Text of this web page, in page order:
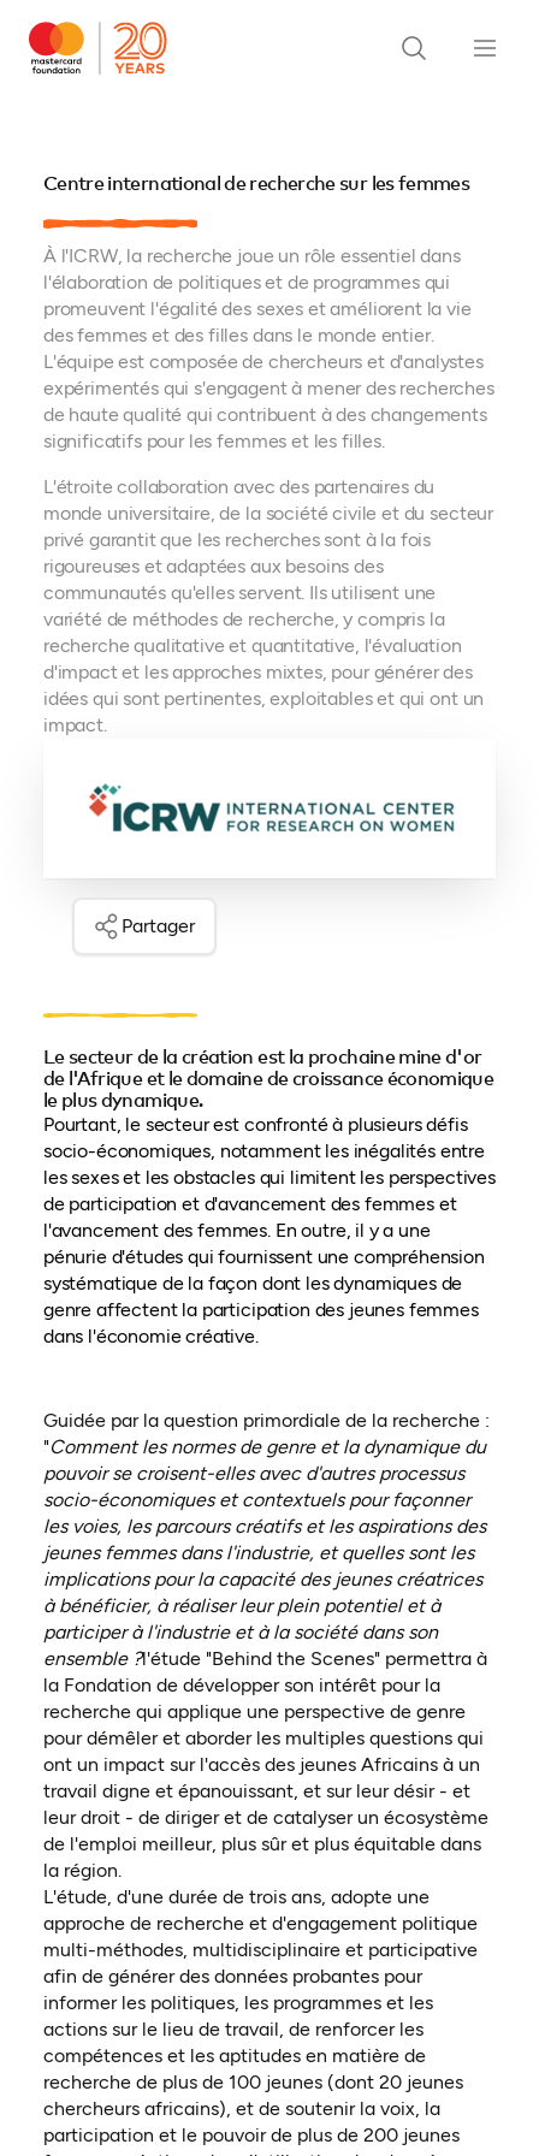
Centre international de recherche sur les femmes
À l'ICRW, la recherche joue un rôle essentiel dans
l'élaboration de politiques et de programmes qui
promeuvent l'égalité des sexes et améliorent la vie
des femmes et des filles dans le monde entier.
L'équipe est composée de chercheurs et d'analystes
expérimentés qui s'engagent à mener des recherches
de haute qualité qui contribuent à des changements
significatifs pour les femmes et les filles.
L'étroite collaboration avec des partenaires du
monde universitaire, de la société civile et du secteur
privé garantit que les recherches sont à la fois
rigoureuses et adaptées aux besoins des
communautés qu'elles servent. Ils utilisent une
variété de méthodes de recherche, y compris la
recherche qualitative et quantitative, l'évaluation
d'impact et les approches mixtes, pour générer des
idées qui sont pertinentes, exploitables et qui ont un
impact.
Partager
Le secteur de la création est la prochaine mine d'or
de l'Afrique et le domaine de croissance économique
le plus dynamique.
Pourtant, le secteur est confronté à plusieurs défis
socio-économiques, notamment les inégalités entre
les sexes et les obstacles qui limitent les perspectives
de participation et d'avancement des femmes et
l'avancement des femmes. En outre, il y a une
pénurie d'études qui fournissent une compréhension
systématique de la façon dont les dynamiques de
genre affectent la participation des jeunes femmes
dans l'économie créative.
Guidée par la question primordiale de la recherche :
"Comment les normes de genre et la dynamique du
pouvoir se croisent-elles avec d'autres processus
socio-économiques et contextuels pour façonner
les voies, les parcours créatifs et les aspirations des
jeunes femmes dans l'industrie, et quelles sont les
implications pour la capacité des jeunes créatrices
à bénéficier, à réaliser leur plein potentiel et à
participer à l'industrie et à la société dans son
ensemble ?l'étude "Behind the Scenes" permettra à
la Fondation de développer son intérêt pour la
recherche qui applique une perspective de genre
pour démêler et aborder les multiples questions qui
ont un impact sur l'accès des jeunes Africains à un
travail digne et épanouissant, et sur leur désir - et
leur droit - de diriger et de catalyser un écosystème
de l'emploi meilleur, plus sûr et plus équitable dans
la région.
L'étude, d'une durée de trois ans, adopte une
approche de recherche et d'engagement politique
multi-méthodes, multidisciplinaire et participative
afin de générer des données probantes pour
informer les politiques, les programmes et les
actions sur le lieu de travail, de renforcer les
compétences et les aptitudes en matière de
recherche de plus de 100 jeunes (dont 20 jeunes
chercheurs africains), et de soutenir la voix, la
participation et le pouvoir de plus de 200 jeunes